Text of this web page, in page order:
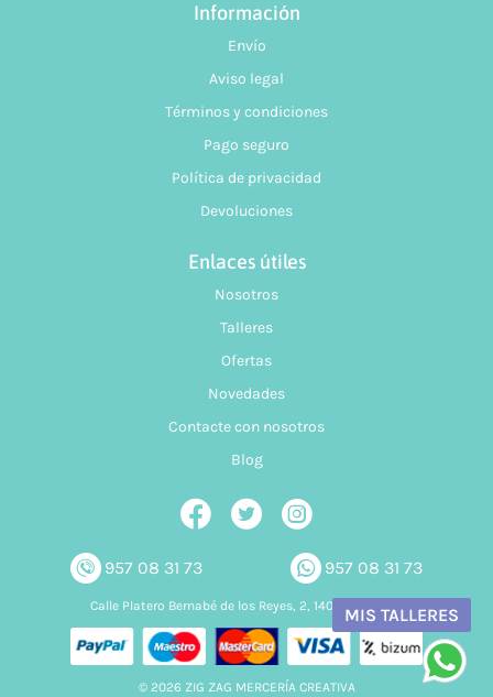
Información
Envío
Aviso legal
Términos y condiciones
Pago seguro
Política de privacidad
Devoluciones
Enlaces útiles
Nosotros
Talleres
Ofertas
Novedades
Contacte con nosotros
Blog
957 08 31 73 957 08 31 73
Calle Platero Bernabé de los Reyes, 2, 14006 Córdoba
© 2026 ZIG ZAG MERCERÍA CREATIVA
MIS TALLERES